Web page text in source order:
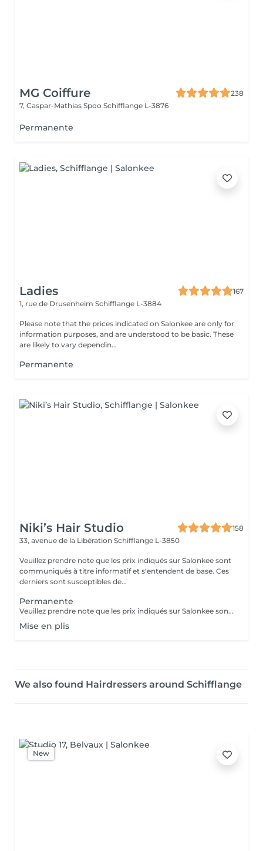
MG Coiffure
238
7, Caspar-Mathias Spoo Schifflange L-3876
Permanente
Ladies
167
1, rue de Drusenheim Schifflange L-3884
Please note that the prices indicated on Salonkee are only for
information purposes, and are understood to be basic. These
are likely to vary dependin...
Permanente
Niki’s Hair Studio
158
33, avenue de la Libération Schifflange L-3850
Veuillez prendre note que les prix indiqués sur Salonkee sont
communiqués à titre informatif et s'entendent de base. Ces
derniers sont susceptibles de...
Permanente
Veuillez prendre note que les prix indiqués sur Salonkee sont communiqués à titre informatif et s'entendent de base. Ces derniers sont susceptibles de varier selon le diagnostic réalisé à votre arrivée au salon et l'expertise du professionnel à qui vous confiez votre beauté. Dans tous les cas, un devis précis vous sera proposé et toutes réalisations de prestations seront effectuées avec votre accord. Un grand merci d'avance pour votre compréhension. Au plaisir de vous revoir très vite.
Mise en plis
We also found Hairdressers around Schifflange
New